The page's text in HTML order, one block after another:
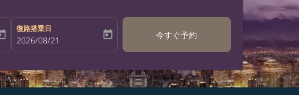
aria-label
復路搭乗日
fc-booking-return-date-aria-label
2026/08/21 today 今すぐ予約